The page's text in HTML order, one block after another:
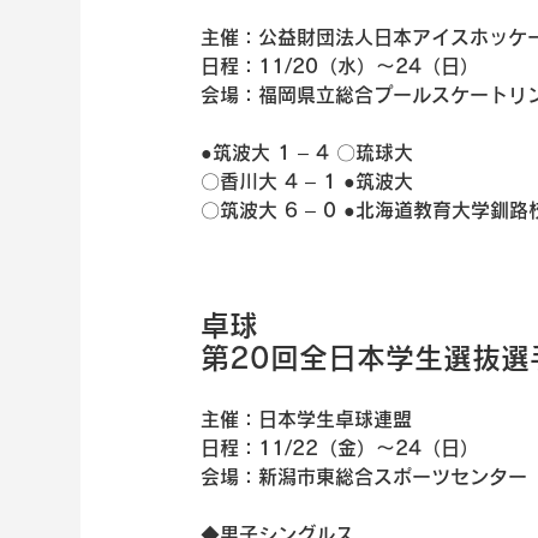
主催：公益財団法人日本アイスホッケ
日程：11/20（水）～24（日）
会場：福岡県立総合プールスケートリ
●筑波大 1 – 4 〇琉球大
〇香川大 4 – 1 ●筑波大
〇筑波大 6 – 0 ●北海道教育大学釧路
卓球
第20回全日本学生選抜選
主催：日本学生卓球連盟
日程：11/22（金）～24（日）
会場：新潟市東総合スポーツセンター